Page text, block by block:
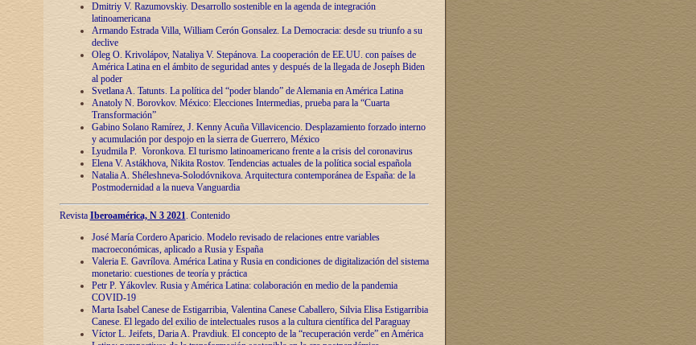
Dmitriy V. Razumovskiy. Desarrollo sostenible en la agenda de integración
latinoamericana
Armando Estrada Villa, William Cerón Gonsalez. La Democracia: desde su triunfo a su
declive
Oleg O. Krivolápov, Nataliya V. Stepánova. La cooperación de EE.UU. con países de
América Latina en el ámbito de seguridad antes y después de la llegada de Joseph Biden
al poder
Svetlana A. Tatunts. La política del “poder blando” de Alemania en América Latina
Anatoly N. Borovkov. México: Elecciones Intermedias, prueba para la “Cuarta
Transformación”
Gabino Solano Ramírez, J. Kenny Acuña Villavicencio. Desplazamiento forzado interno
y acumulación por despojo en la sierra de Guerrero, México
Lyudmila P. Voronkova. El turismo latinoamericano frente a la crisis del coronavirus
Elena V. Astákhova, Nikita Rostov. Tendencias actuales de la política social española
Natalia A. Shéleshneva-Solodóvnikova. Arquitectura contemporánea de España: de la
Postmodernidad a la nueva Vanguardia
Revista Iberoamérica, N 3 2021. Contenido
José María Cordero Aparicio. Modelo revisado de relaciones entre variables
macroeconómicas, aplicado a Rusia y España
Valeria E. Gavrílova. América Latina y Rusia en condiciones de digitalización del sistema
monetario: cuestiones de teoría y práctica
Petr P. Yákovlev. Rusia y América Latina: colaboración en medio de la pandemia
COVID-19
Marta Isabel Canese de Estigarribia, Valentina Canese Caballero, Silvia Elisa Estigarribia
Canese. El legado del exilio de intelectuales rusos a la cultura científica del Paraguay
Víctor L. Jeifets, Daria A. Pravdiuk. El concepto de la “recuperación verde” en América